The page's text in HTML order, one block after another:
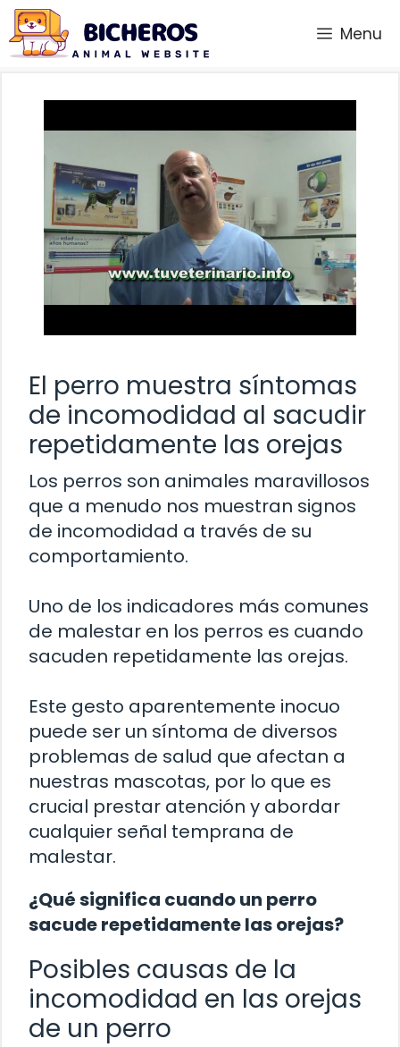
Saltar
al
contenido
Menu
El perro muestra síntomas
de incomodidad al sacudir
repetidamente las orejas
Los perros son animales maravillosos
que a menudo nos muestran signos
de incomodidad a través de su
comportamiento.
Uno de los indicadores más comunes
de malestar en los perros es cuando
sacuden repetidamente las orejas.
Este gesto aparentemente inocuo
puede ser un síntoma de diversos
problemas de salud que afectan a
nuestras mascotas, por lo que es
crucial prestar atención y abordar
cualquier señal temprana de
malestar.
¿Qué significa cuando un perro
sacude repetidamente las orejas?
Posibles causas de la
incomodidad en las orejas
de un perro